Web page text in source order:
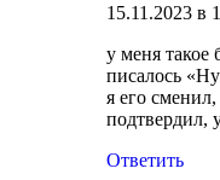
15.11.2023 в
у меня такое
писалось
я его
подтвердил,
Ответить